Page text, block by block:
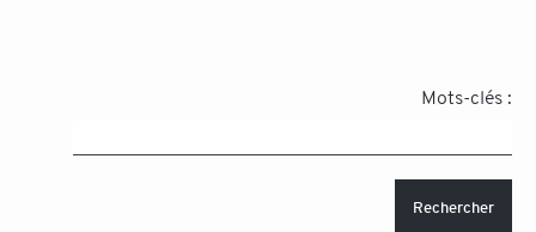
Mots-clés :
Rechercher